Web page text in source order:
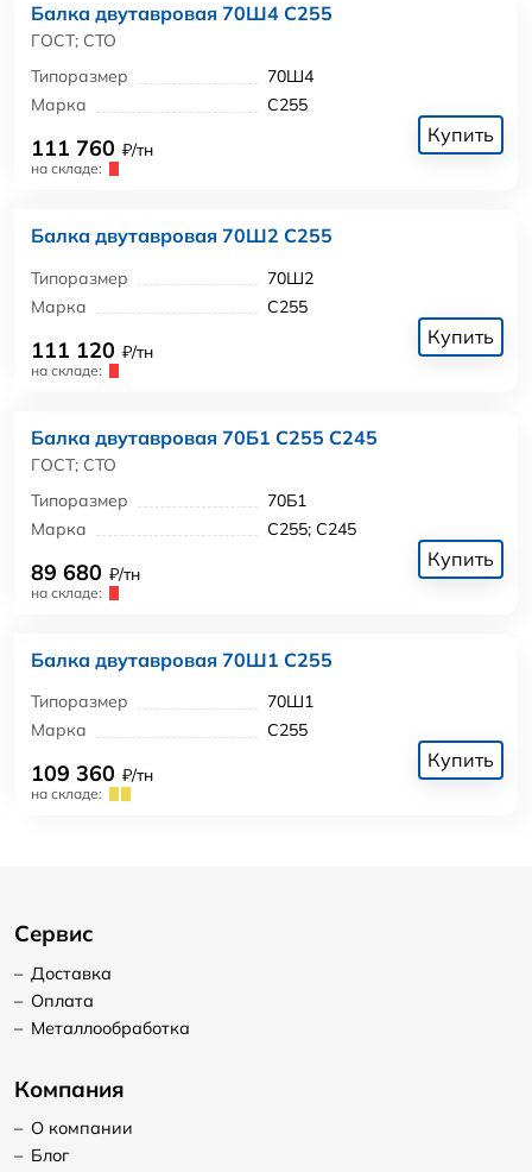
Балка двутавровая 70Ш4 С255
ГОСТ; СТО
Типоразмер
70Ш4
Марка
С255
111 760 ₽/тн
на складе:
Купить
Балка двутавровая 70Ш2 С255
Типоразмер
70Ш2
Марка
С255
111 120 ₽/тн
на складе:
Купить
Балка двутавровая 70Б1 С255 С245
ГОСТ; СТО
Типоразмер
70Б1
Марка
С255; С245
89 680 ₽/тн
на складе:
Купить
Балка двутавровая 70Ш1 С255
Типоразмер
70Ш1
Марка
С255
109 360 ₽/тн
на складе:
Купить
Сервис
– Доставка
– Оплата
– Металлообработка
Компания
– О компании
– Блог